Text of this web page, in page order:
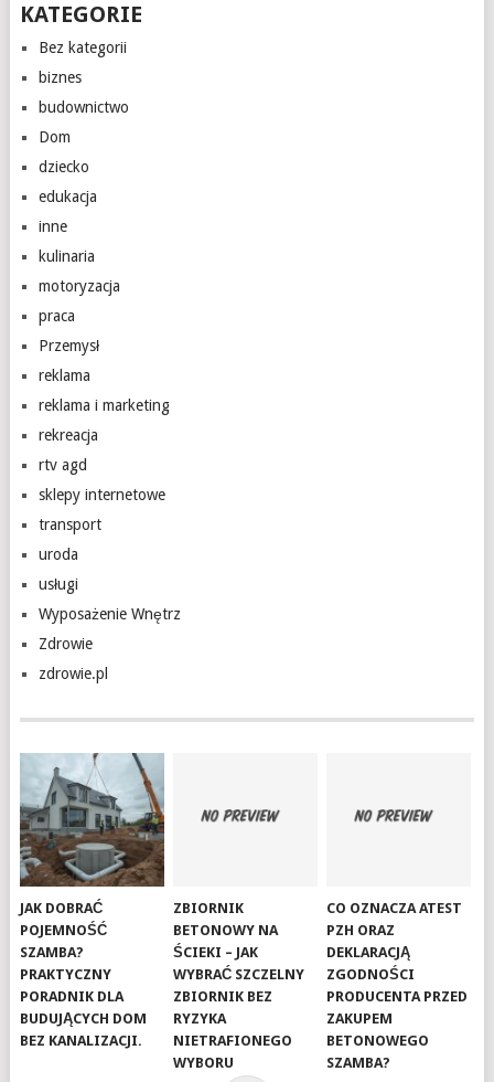
KATEGORIE
Bez kategorii
biznes
budownictwo
Dom
dziecko
edukacja
inne
kulinaria
motoryzacja
praca
Przemysł
reklama
reklama i marketing
rekreacja
rtv agd
sklepy internetowe
transport
uroda
usługi
Wyposażenie Wnętrz
Zdrowie
zdrowie.pl
JAK DOBRAĆ
POJEMNOŚĆ
SZAMBA?
PRAKTYCZNY
PORADNIK DLA
BUDUJĄCYCH DOM
BEZ KANALIZACJI.
ZBIORNIK
BETONOWY NA
ŚCIEKI – JAK
WYBRAĆ SZCZELNY
ZBIORNIK BEZ
RYZYKA
NIETRAFIONEGO
WYBORU
CO OZNACZA ATEST
PZH ORAZ
DEKLARACJĄ
ZGODNOŚCI
PRODUCENTA PRZED
ZAKUPEM
BETONOWEGO
SZAMBA?